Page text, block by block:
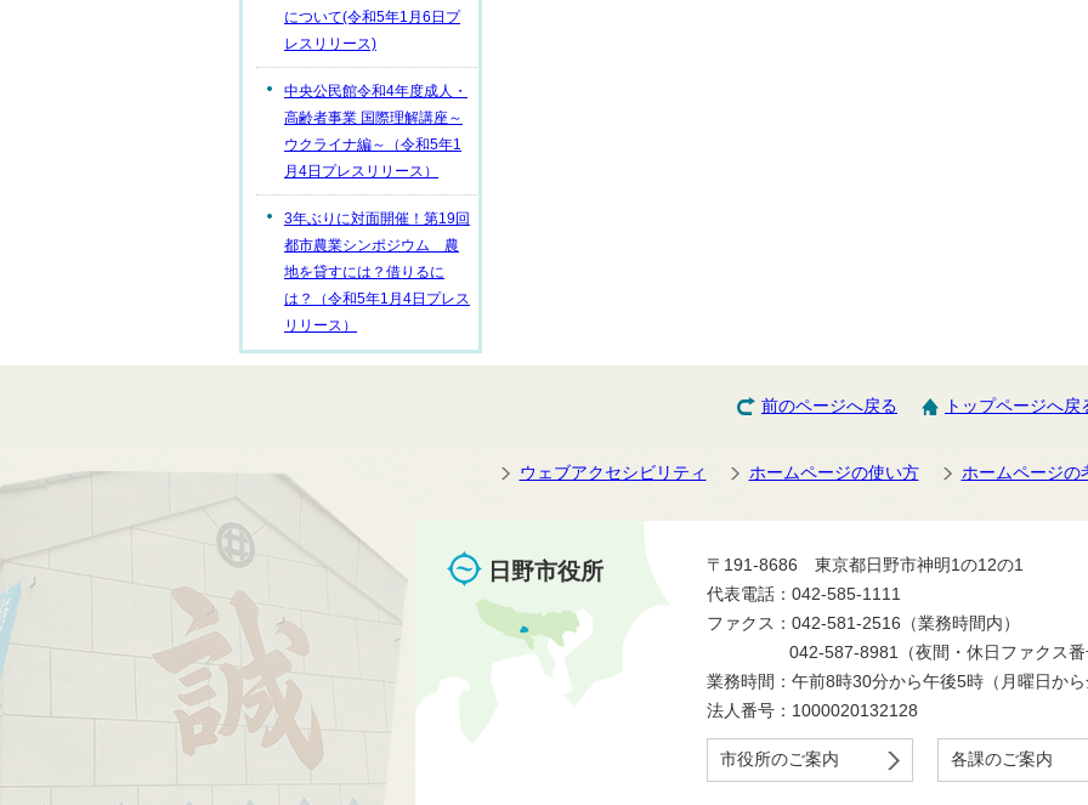
について(令和5年1月6日プ
レスリリース)
中央公民館令和4年度成人・
高齢者事業 国際理解講座～
ウクライナ編～（令和5年1
月4日プレスリリース）
3年ぶりに対面開催！第19回
都市農業シンポジウム 農
地を貸すには？借りるに
は？（令和5年1月4日プレス
リリース）
前のページへ戻る トップページへ戻
ウェブアクセシビリティ ホームページの使い方 ホームページの
日野市役所
〒191-8686 東京都日野市神明1の12の1
代表電話：042-585-1111
ファクス：042-581-2516（業務時間内）
042-587-8981（夜間・休日ファクス番
業務時間：午前8時30分から午後5時（月曜日から
法人番号：1000020132128
市役所のご案内 各課のご案内